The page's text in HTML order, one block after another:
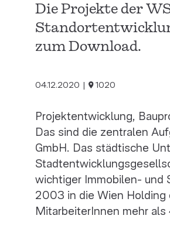
Die Projekte der
zum Download.
04.12.2020 1020
Projektentwicklung,
Das sind die zentralen
GmbH. Das städtische
wichtiger Immobilen- und
2003 in die Wien
MitarbeiterInnen mehr